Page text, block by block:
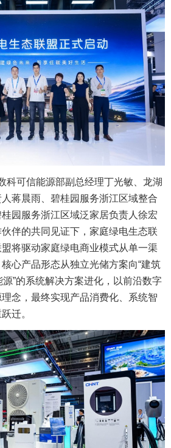
可信能源部副总经理丁光敏、龙湖
蒋晨雨、碧桂园服务浙江区域整合
园服务浙江区域泛家居负责人徐宏
伴的共同见证下，家庭绿电生态联
将驱动家庭绿电商业模式从单一渠
心产品形态从独立光储方案向“建筑
”的系统解决方案进化，以前沿数字
念，最终实现产品消费化、系统智
迁。